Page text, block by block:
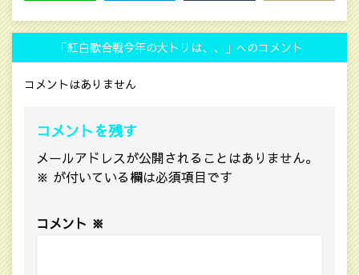
「紅白歌合戦今年の大トリは、、」へのコメント
コメントはありません
コメントを残す
メールアドレスが公開されることはありません。
※ が付いている欄は必須項目です
コメント ※